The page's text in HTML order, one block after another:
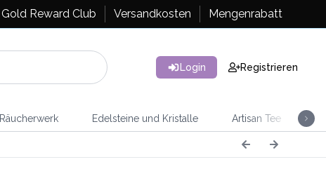
Gold Reward Club Versandkosten Mengenrabatt
Login Registrieren
Räucherwerk Edelsteine und Kristalle Artisan Tee